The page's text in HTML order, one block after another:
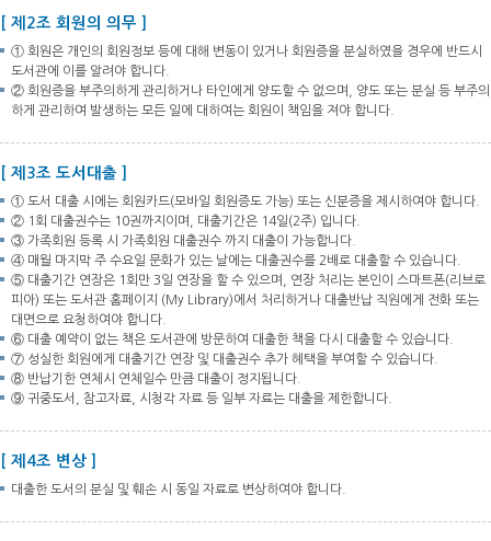
[ 제2조 회원의 의무 ]
① 회원은 개인의 회원정보 등에 대해 변동이 있거나 회원증을 분실하였을 경우에 반드시
도서관에 이를 알려야 합니다.
② 회원증을 부주의하게 관리하거나 타인에게 양도할 수 없으며, 양도 또는 분실 등 부주의
하게 관리하여 발생하는 모든 일에 대하여는 회원이 책임을 져야 합니다.
[ 제3조 도서대출 ]
① 도서 대출 시에는 회원카드(모바일 회원증도 가능) 또는 신분증을 제시하여야 합니다.
② 1회 대출권수는 10권까지이며, 대출기간은 14일(2주) 입니다.
③ 가족회원 등록 시 가족회원 대출권수 까지 대출이 가능합니다.
④ 매월 마지막 주 수요일 문화가 있는 날에는 대출권수를 2배로 대출할 수 있습니다.
⑤ 대출기간 연장은 1회만 3일 연장을 할 수 있으며, 연장 처리는 본인이 스마트폰(리브로
피아) 또는 도서관 홈페이지 (My Library)에서 처리하거나 대출반납 직원에게 전화 또는
대면으로 요청하여야 합니다.
⑥ 대출 예약이 없는 책은 도서관에 방문하여 대출한 책을 다시 대출할 수 있습니다.
⑦ 성실한 회원에게 대출기간 연장 및 대출권수 추가 혜택을 부여할 수 있습니다.
⑧ 반납기한 연체시 연체일수 만큼 대출이 정지됩니다.
⑨ 귀중도서, 참고자료, 시청각 자료 등 일부 자료는 대출을 제한합니다.
[ 제4조 변상 ]
대출한 도서의 분실 및 훼손 시 동일 자료로 변상하여야 합니다.